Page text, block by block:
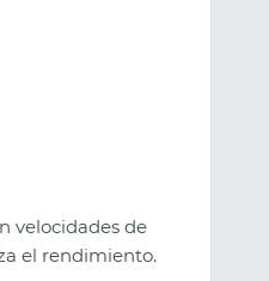
velocidades de
el rendimiento.